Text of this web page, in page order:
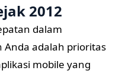
2012
dalam
adalah prioritas
mobile yang